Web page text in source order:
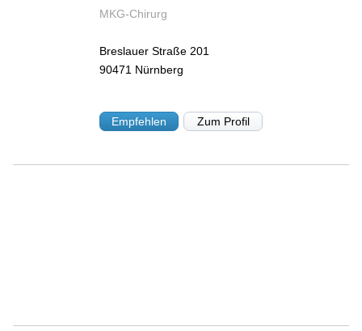
MKG-Chirurg
Breslauer Straße 201
90471 Nürnberg
Empfehlen Zum Profil